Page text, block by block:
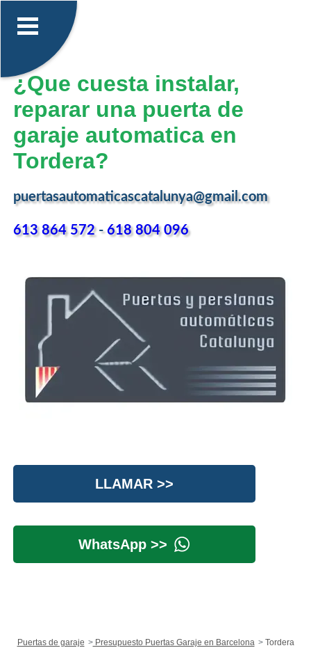
¿Que cuesta instalar,
reparar una puerta de
garaje automatica en
Tordera?
puertasautomaticascatalunya@gmail.com
613 864 572-618 804 096
LLAMAR >>
WhatsApp >>
Puertas de garaje Presupuesto Puertas Garaje en Barcelona Tordera